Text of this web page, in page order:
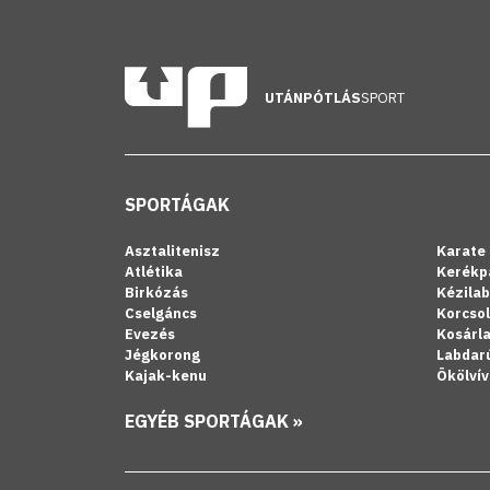
UTÁNPÓTLÁSSPORT
SPORTÁGAK
Asztalitenisz
Atlétika
Birkózás
Cselgáncs
Evezés
Jégkorong
Kajak-kenu
Karate
EGYÉB SPORTÁGAK »